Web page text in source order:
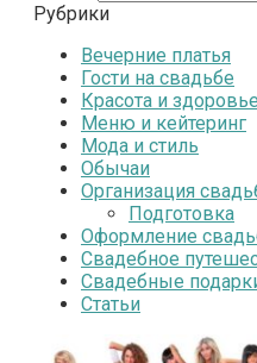
Рубрики
Вечерние платья
Гости на свадьбе
Красота и здоровье
Меню и кейтеринг
Мода и стиль
Обычаи
Организация
Подготовка
Оформление
Свадебное
Свадебные
Статьи